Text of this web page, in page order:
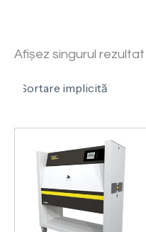
Afișez singurul rezultat